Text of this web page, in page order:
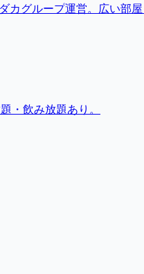
カグループ運営。広い部
・飲み放題あり。